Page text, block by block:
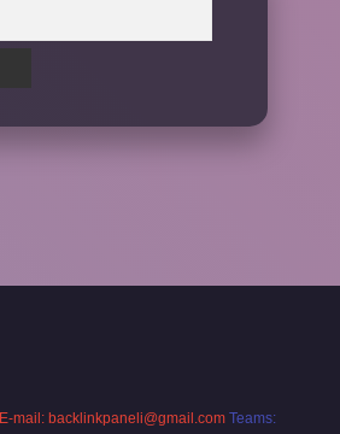
E-mail: backlinkpaneli@gmail.com Teams: